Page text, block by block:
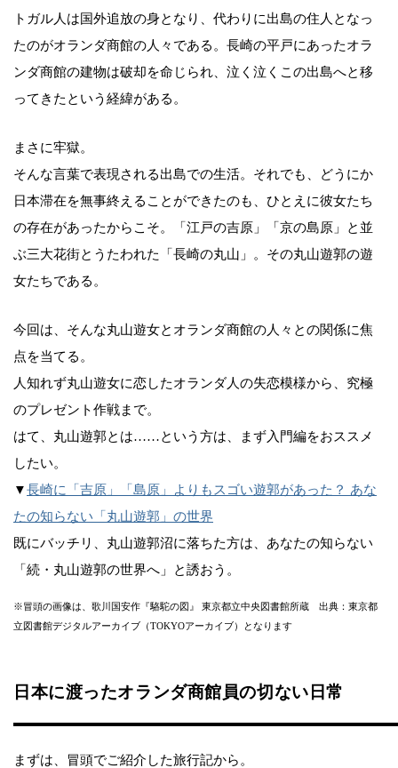
トガル人は国外追放の身となり、代わりに出島の住人となっ
たのがオランダ商館の人々である。長崎の平戸にあったオラ
ンダ商館の建物は破却を命じられ、泣く泣くこの出島へと移
ってきたという経緯がある。
まさに牢獄。
そんな言葉で表現される出島での生活。それでも、どうにか
日本滞在を無事終えることができたのも、ひとえに彼女たち
の存在があったからこそ。「江戸の吉原」「京の島原」と並
ぶ三大花街とうたわれた「長崎の丸山」。その丸山遊郭の遊
女たちである。
今回は、そんな丸山遊女とオランダ商館の人々との関係に焦
点を当てる。
人知れず丸山遊女に恋したオランダ人の失恋模様から、究極
のプレゼント作戦まで。
はて、丸山遊郭とは……という方は、まず入門編をおススメ
したい。
▼長崎に「吉原」「島原」よりもスゴい遊郭があった？ あな
たの知らない「丸山遊郭」の世界
既にバッチリ、丸山遊郭沼に落ちた方は、あなたの知らない
「続・丸山遊郭の世界へ」と誘おう。
※冒頭の画像は、歌川国安作『駱駝の図』 東京都立中央図書館所蔵 出典：東京都
立図書館デジタルアーカイブ（TOKYOアーカイブ）となります
日本に渡ったオランダ商館員の切ない日常
まずは、冒頭でご紹介した旅行記から。